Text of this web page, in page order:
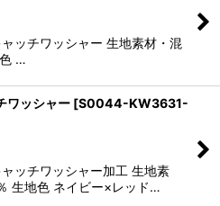
ッチワッシャー 生地素材・混
…
ッシャー [S0044-KW3631-
ッチワッシャー加工 生地素
生地色 ネイビー×レッド…